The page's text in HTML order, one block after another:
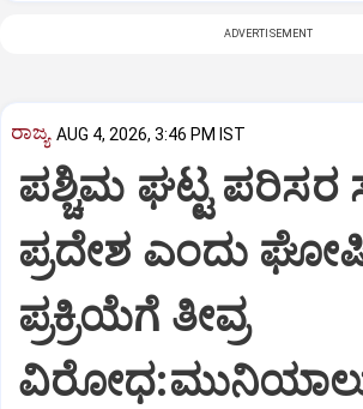
ADVERTISEMENT
ರಾಜ್ಯ AUG 4, 2026, 3:46 PM IST
ಪಶ್ಚಿಮ ಘಟ್ಟ ಪರಿಸರ
ಪ್ರದೇಶ ಎಂದು
ಪ್ರಕ್ರಿಯೆಗೆ ತೀವ್ರ